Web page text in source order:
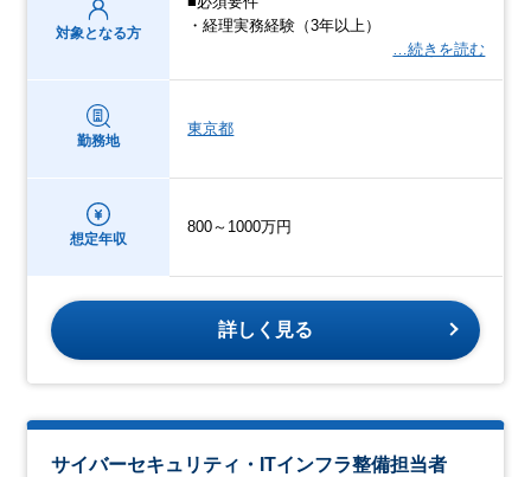
対象となる方
・経理実務経験（3年以上）
…続きを読む
勤務地
東京都
想定年収
800～1000万円
詳しく見る
サイバーセキュリティ・ITインフラ整備担当者